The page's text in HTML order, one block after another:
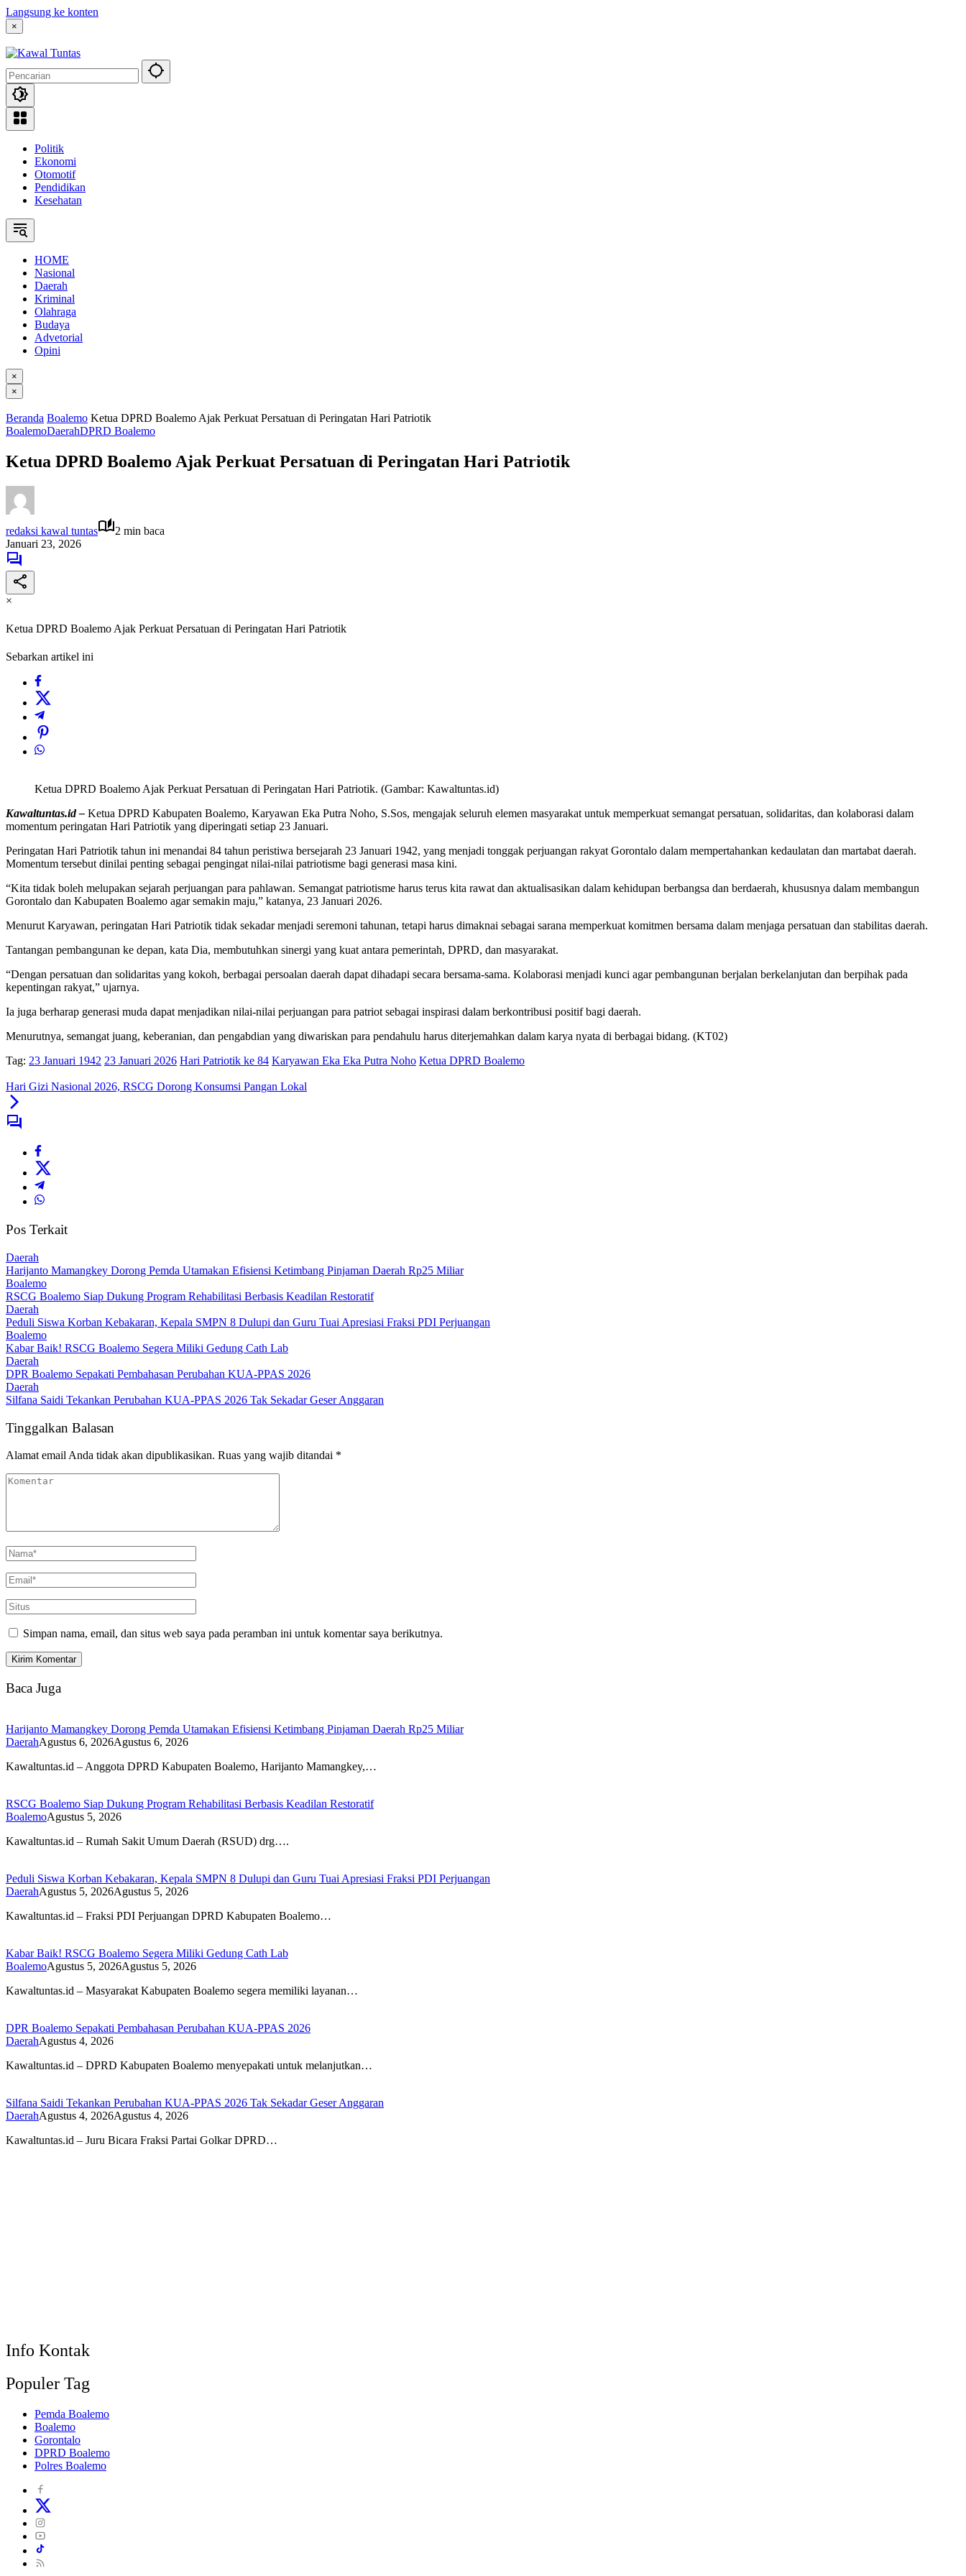
Langsung ke konten
×
Politik
Ekonomi
Otomotif
Pendidikan
Kesehatan
HOME
Nasional
Daerah
Kriminal
Olahraga
Budaya
Advetorial
Opini
×
×
Beranda Boalemo Ketua DPRD Boalemo Ajak Perkuat Persatuan di Peringatan Hari Patriotik
BoalemoDaerahDPRD Boalemo
Ketua DPRD Boalemo Ajak Perkuat Persatuan di Peringatan Hari Patriotik
redaksi kawal tuntas
2 min baca
Januari 23, 2026
×
Ketua DPRD Boalemo Ajak Perkuat Persatuan di Peringatan Hari Patriotik
Sebarkan artikel ini
Ketua DPRD Boalemo Ajak Perkuat Persatuan di Peringatan Hari Patriotik. (Gambar: Kawaltuntas.id)
Kawaltuntas.id – Ketua DPRD Kabupaten Boalemo, Karyawan Eka Putra Noho, S.Sos, mengajak seluruh elemen masyarakat untuk memperkuat semangat persatuan, solidaritas, dan kolaborasi dalam
momentum peringatan Hari Patriotik yang diperingati setiap 23 Januari.
Peringatan Hari Patriotik tahun ini menandai 84 tahun peristiwa bersejarah 23 Januari 1942, yang menjadi tonggak perjuangan rakyat Gorontalo dalam mempertahankan kedaulatan dan martabat daerah.
Momentum tersebut dinilai penting sebagai pengingat nilai-nilai patriotisme bagi generasi masa kini.
“Kita tidak boleh melupakan sejarah perjuangan para pahlawan. Semangat patriotisme harus terus kita rawat dan aktualisasikan dalam kehidupan berbangsa dan berdaerah, khususnya dalam membangun
Gorontalo dan Kabupaten Boalemo agar semakin maju,” katanya, 23 Januari 2026.
Menurut Karyawan, peringatan Hari Patriotik tidak sekadar menjadi seremoni tahunan, tetapi harus dimaknai sebagai sarana memperkuat komitmen bersama dalam menjaga persatuan dan stabilitas daerah.
Tantangan pembangunan ke depan, kata Dia, membutuhkan sinergi yang kuat antara pemerintah, DPRD, dan masyarakat.
“Dengan persatuan dan solidaritas yang kokoh, berbagai persoalan daerah dapat dihadapi secara bersama-sama. Kolaborasi menjadi kunci agar pembangunan berjalan berkelanjutan dan berpihak pada
kepentingan rakyat,” ujarnya.
Ia juga berharap generasi muda dapat menjadikan nilai-nilai perjuangan para patriot sebagai inspirasi dalam berkontribusi positif bagi daerah.
Menurutnya, semangat juang, keberanian, dan pengabdian yang diwariskan para pendahulu harus diterjemahkan dalam karya nyata di berbagai bidang. (KT02)
Tag: 23 Januari 1942 23 Januari 2026 Hari Patriotik ke 84 Karyawan Eka Eka Putra Noho Ketua DPRD Boalemo
Hari Gizi Nasional 2026, RSCG Dorong Konsumsi Pangan Lokal
Pos Terkait
Daerah
Harijanto Mamangkey Dorong Pemda Utamakan Efisiensi Ketimbang Pinjaman Daerah Rp25 Miliar
Boalemo
RSCG Boalemo Siap Dukung Program Rehabilitasi Berbasis Keadilan Restoratif
Daerah
Peduli Siswa Korban Kebakaran, Kepala SMPN 8 Dulupi dan Guru Tuai Apresiasi Fraksi PDI Perjuangan
Boalemo
Kabar Baik! RSCG Boalemo Segera Miliki Gedung Cath Lab
Daerah
DPR Boalemo Sepakati Pembahasan Perubahan KUA-PPAS 2026
Daerah
Silfana Saidi Tekankan Perubahan KUA-PPAS 2026 Tak Sekadar Geser Anggaran
Tinggalkan Balasan
Alamat email Anda tidak akan dipublikasikan. Ruas yang wajib ditandai *
Simpan nama, email, dan situs web saya pada peramban ini untuk komentar saya berikutnya.
Baca Juga
Harijanto Mamangkey Dorong Pemda Utamakan Efisiensi Ketimbang Pinjaman Daerah Rp25 Miliar
DaerahAgustus 6, 2026Agustus 6, 2026
Kawaltuntas.id – Anggota DPRD Kabupaten Boalemo, Harijanto Mamangkey,…
RSCG Boalemo Siap Dukung Program Rehabilitasi Berbasis Keadilan Restoratif
BoalemoAgustus 5, 2026
Kawaltuntas.id – Rumah Sakit Umum Daerah (RSUD) drg….
Peduli Siswa Korban Kebakaran, Kepala SMPN 8 Dulupi dan Guru Tuai Apresiasi Fraksi PDI Perjuangan
DaerahAgustus 5, 2026Agustus 5, 2026
Kawaltuntas.id – Fraksi PDI Perjuangan DPRD Kabupaten Boalemo…
Kabar Baik! RSCG Boalemo Segera Miliki Gedung Cath Lab
BoalemoAgustus 5, 2026Agustus 5, 2026
Kawaltuntas.id – Masyarakat Kabupaten Boalemo segera memiliki layanan…
DPR Boalemo Sepakati Pembahasan Perubahan KUA-PPAS 2026
DaerahAgustus 4, 2026
Kawaltuntas.id – DPRD Kabupaten Boalemo menyepakati untuk melanjutkan…
Silfana Saidi Tekankan Perubahan KUA-PPAS 2026 Tak Sekadar Geser Anggaran
DaerahAgustus 4, 2026Agustus 4, 2026
Kawaltuntas.id – Juru Bicara Fraksi Partai Golkar DPRD…
Info Kontak
Populer Tag
Pemda Boalemo
Boalemo
Gorontalo
DPRD Boalemo
Polres Boalemo